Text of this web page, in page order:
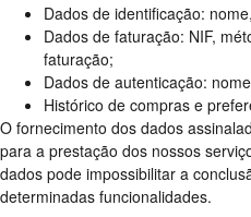
Dados de identificação:
Dados de faturação: NIF,
faturação;
Dados de autenticação:
Histórico de compras e
O fornecimento dos dados
para a prestação dos nossos
dados pode impossibilitar a
determinadas funcionalidades.